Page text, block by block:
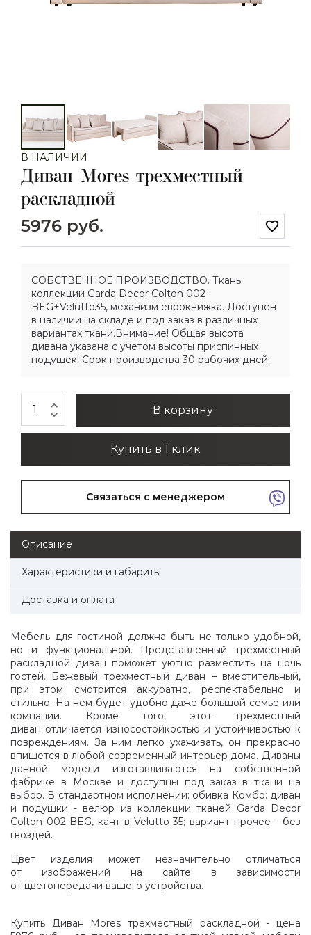
В НАЛИЧИИ
Диван Mores трехместный
раскладной
5976 руб. favorite_border
СОБСТВЕННОЕ ПРОИЗВОДСТВО. Ткань
коллекции Garda Decor Colton 002-
BEG+Velutto35, механизм еврокнижка. Доступен
в наличии на складе и под заказ в различных
вариантах ткани.Внимание! Общая высота
дивана указана с учетом высоты приспинных
подушек! Срок производства 30 рабочих дней.
expand_less
expand_more В корзину
Купить в 1 клик
Связаться с менеджером
Описание
Характеристики и габариты
Доставка и оплата
Мебель для гостиной должна быть не только удобной,
но и функциональной. Представленный трехместный
раскладной диван поможет уютно разместить на ночь
гостей. Бежевый трехместный диван – вместительный,
при этом смотрится аккуратно, респектабельно и
стильно. На нем будет удобно даже большой семье или
компании. Кроме того, этот трехместный
диван отличается износостойкостью и устойчивостью к
повреждениям. За ним легко ухаживать, он прекрасно
впишется в любой современный интерьер дома. Диваны
данной модели изготавливаются на собственной
фабрике в Москве и доступны под заказ в ткани на
выбор. В стандартном исполнении: обивка Комбо: диван
и подушки - велюр из коллекции тканей Garda Decor
Colton 002-BEG, кант в Velutto 35; вариант прочее - без
гвоздей.
Цвет изделия может незначительно отличаться
от изображений на сайте в зависимости
от цветопередачи вашего устройства.
Купить Диван Mores трехместный раскладной - цена